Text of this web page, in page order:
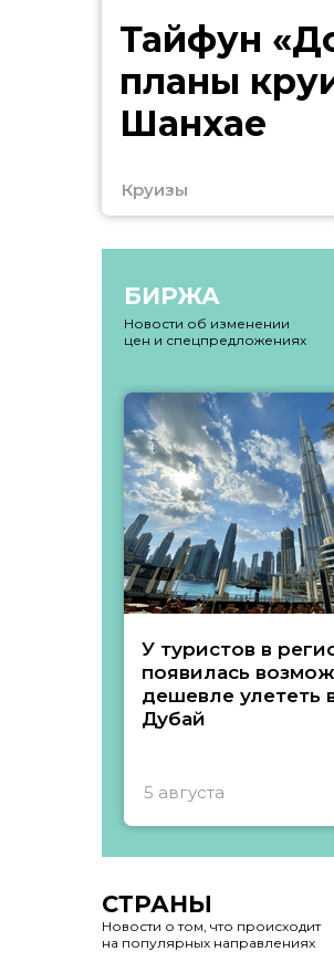
Тайфун
планы
Шанхае
Круизы
БИРЖА
Новости об изменении
цен и спецпредложениях
У туристов в
появилась
дешевле улететь
Дубай
5 августа
СТРАНЫ
Новости о том, что происходит
на популярных направлениях